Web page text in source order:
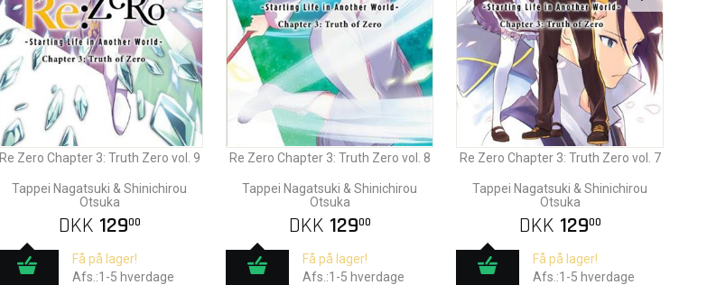
Re Zero Chapter 3: Truth Zero vol. 9
Tappei Nagatsuki & Shinichirou
Otsuka
DKK 12900
Få på lager!
Afs.:1-5 hverdage
Re Zero Chapter 3: Truth Zero vol. 8
Tappei Nagatsuki & Shinichirou
Otsuka
DKK 12900
Få på lager!
Afs.:1-5 hverdage
Re Zero Chapter 3: Truth Zero vol. 7
Tappei Nagatsuki & Shinichirou
Otsuka
DKK 12900
Få på lager!
Afs.:1-5 hverdage